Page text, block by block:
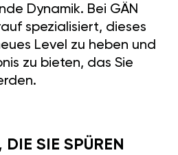
Dynamik. Bei GÄN
spezialisiert, dieses
Level zu heben und
zu bieten, das Sie
DIE SIE SPÜREN